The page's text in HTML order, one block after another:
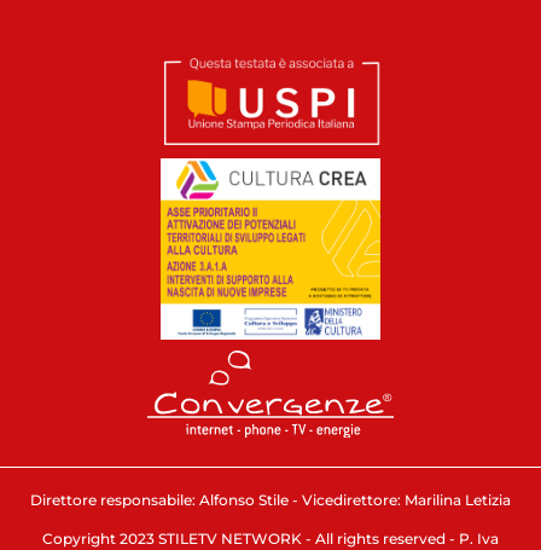
Direttore responsabile: Alfonso Stile - Vicedirettore: Marilina Letizia
Copyright 2023 STILETV NETWORK - All rights reserved - P. Iva